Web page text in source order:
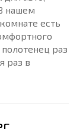
нашем
есть
раз
раз в